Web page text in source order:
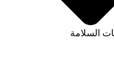
السلامة